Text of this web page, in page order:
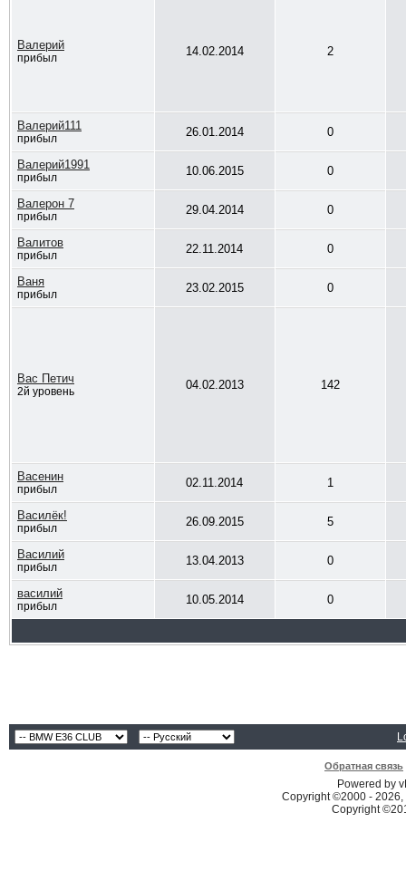
Валерий
прибыл 14.02.2014 2
Валерий111
прибыл 26.01.2014 0
Валерий1991
прибыл 10.06.2015 0
Валерон 7
прибыл 29.04.2014 0
Валитов
прибыл 22.11.2014 0
Ваня
прибыл 23.02.2015 0
Вас Петич
2й уровень 04.02.2013 142
Васенин
прибыл 02.11.2014 1
Василёк!
прибыл 26.09.2015 5
Василий
прибыл 13.04.2013 0
василий
прибыл 10.05.2014 0
Обратная связь
Powered by
Copyright ©2000 -
Copyright